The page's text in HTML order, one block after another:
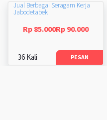
Jual Berbagai Seragam Kerja
Jabodetabek
Rp 85.000Rp 90.000
36 Kali PESAN